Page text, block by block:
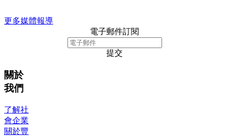
更多媒體報導
電子郵件訂閱
提交
關於
我們
了解社
會企業
關於豐